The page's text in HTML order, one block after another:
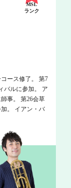
MSL
ランク
ース修了。 第7
バルに参加。 ア
事。 第26会草
。 イアン・バ